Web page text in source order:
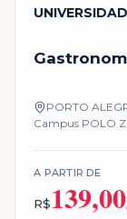
PORTO
Campus POLO
A PARTIR DE
R$139,00